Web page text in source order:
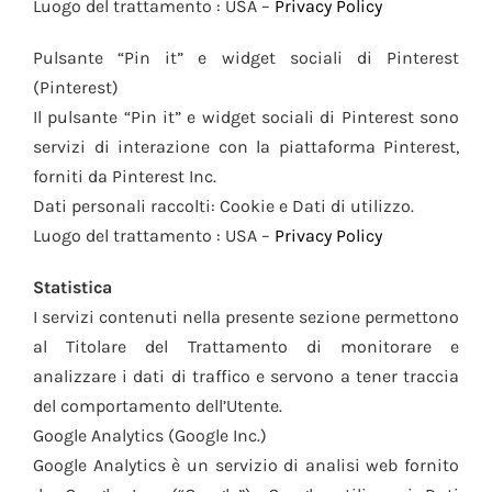
Luogo del trattamento : USA – Privacy Policy
Pulsante “Pin it” e widget sociali di Pinterest
(Pinterest)
Il pulsante “Pin it” e widget sociali di Pinterest sono
servizi di interazione con la piattaforma Pinterest,
forniti da Pinterest Inc.
Dati personali raccolti: Cookie e Dati di utilizzo.
Luogo del trattamento : USA – Privacy Policy
Statistica
I servizi contenuti nella presente sezione permettono
al Titolare del Trattamento di monitorare e
analizzare i dati di traffico e servono a tener traccia
del comportamento dell’Utente.
Google Analytics (Google Inc.)
Google Analytics è un servizio di analisi web fornito